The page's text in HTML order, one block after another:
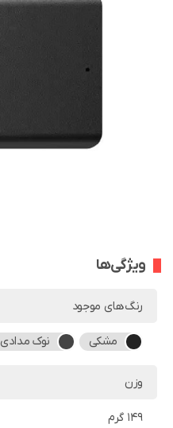
ویژگی‌ها
رنگ‌های موجود
مشکی نوک مدادی
وزن
149 گرم